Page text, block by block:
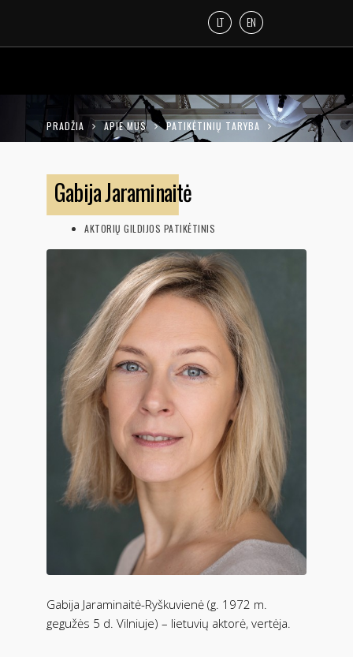
LT EN
PRADŽIA APIE MUS PATIKĖTINIŲ TARYBA
Gabija Jaraminaitė
AKTORIŲ GILDIJOS PATIKĖTINIS
Gabija Jaraminaitė-Ryškuvienė (g. 1972 m.
gegužės 5 d. Vilniuje) – lietuvių aktorė, vertėja.